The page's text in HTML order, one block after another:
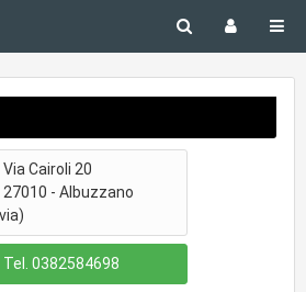
Via Cairoli 20
27010 - Albuzzano
Tel. 0382584698